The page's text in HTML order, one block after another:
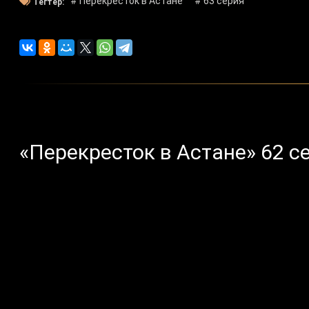
Тегтер:
«Перекресток в Астане» 62